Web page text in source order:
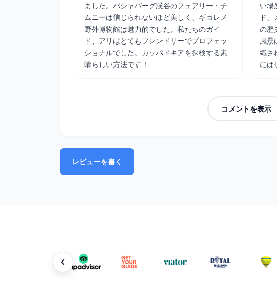
ました。パシャバーグ渓谷のフェアリー・チ
ムニーは信じられないほど美しく、ギョレメ
野外博物館は魅力的でした。私たちのガイ
ド、アリはとてもフレンドリーでプロフェッ
ショナルでした。カッパドキアを探検する素
晴らしい方法です！
い場
ド
の歴
風景
織さ
には
コメントを表示
レビューを書く